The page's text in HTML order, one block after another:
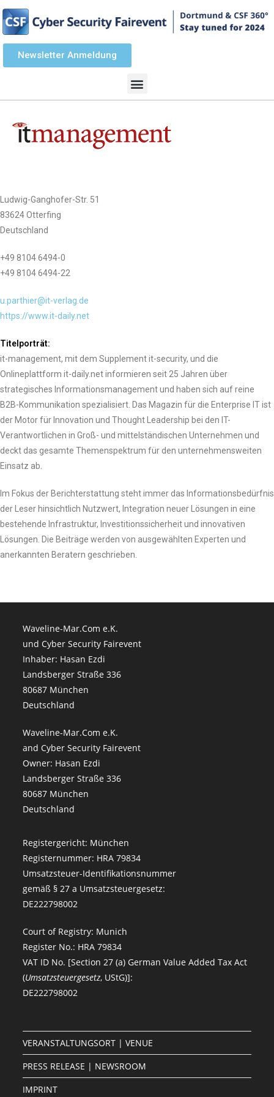
Newsletter Anmeldung
Ludwig-Ganghofer-Str. 51
83624 Otterfing
Deutschland
+49 8104 6494-0
+49 8104 6494-22
u.parthier@it-verlag.de
https://www.it-daily.net
Titelporträt:
it-management, mit dem Supplement it-security, und die
Onlineplattform it-daily.net informieren seit 25 Jahren über
strategisches Informationsmanagement und haben sich auf reine
B2B-Kommunikation spezialisiert. Das Magazin für die Enterprise IT ist
der Motor für Innovation und Thought Leadership bei den IT-
Verantwortlichen in Groß- und mittelständischen Unternehmen und
deckt das gesamte Themenspektrum für den unternehmensweiten
Einsatz ab.
Im Fokus der Berichterstattung steht immer das Informationsbedürfnis
der Leser hinsichtlich Nutzwert, Integration neuer Lösungen in eine
bestehende Infrastruktur, Investitionssicherheit und innovativen
Lösungen. Die Beiträge werden von ausgewählten Experten und
anerkannten Beratern geschrieben.
Waveline-Mar.Com e.K.
und Cyber Security Fairevent
Inhaber: Hasan Ezdi
Landsberger Straße 336
80687 München
Deutschland
Waveline-Mar.Com e.K.
and Cyber Security Fairevent
Owner: Hasan Ezdi
Landsberger Straße 336
80687 München
Deutschland
Registergericht: München
Registernummer: HRA 79834
Umsatzsteuer-Identifikationsnummer
gemäß § 27 a Umsatzsteuergesetz:
DE222798002
Court of Registry: Munich
Register No.: HRA 79834
VAT ID No. [Section 27 (a) German Value Added Tax Act
(Umsatzsteuergesetz, UStG)]:
DE222798002
VERANSTALTUNGSORT | VENUE
PRESS RELEASE | NEWSROOM
IMPRINT